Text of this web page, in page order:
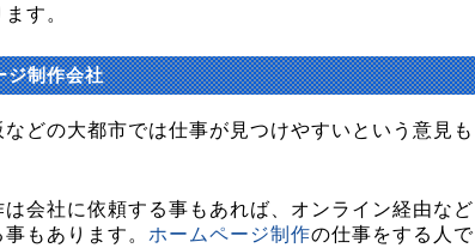
す。
ジ制作会社
どの大都市では仕事が見つけやすいという意見も
会社に依頼する事もあれば、オンライン経由など
もあります。 ホームページ制作の仕事をする人で